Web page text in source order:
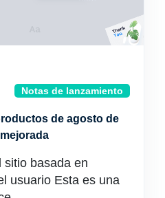
Notas de lanzamiento
de agosto de
sitio basada en
usuario Esta es una